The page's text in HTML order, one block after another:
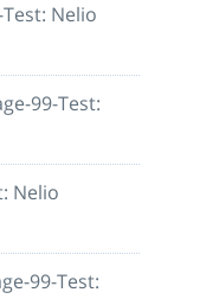
Nelio
99-Test:
Nelio
99-Test: